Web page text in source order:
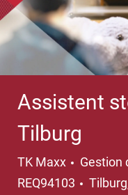
Assistent
Tilburg
TK Maxx
Gestion
REQ94103